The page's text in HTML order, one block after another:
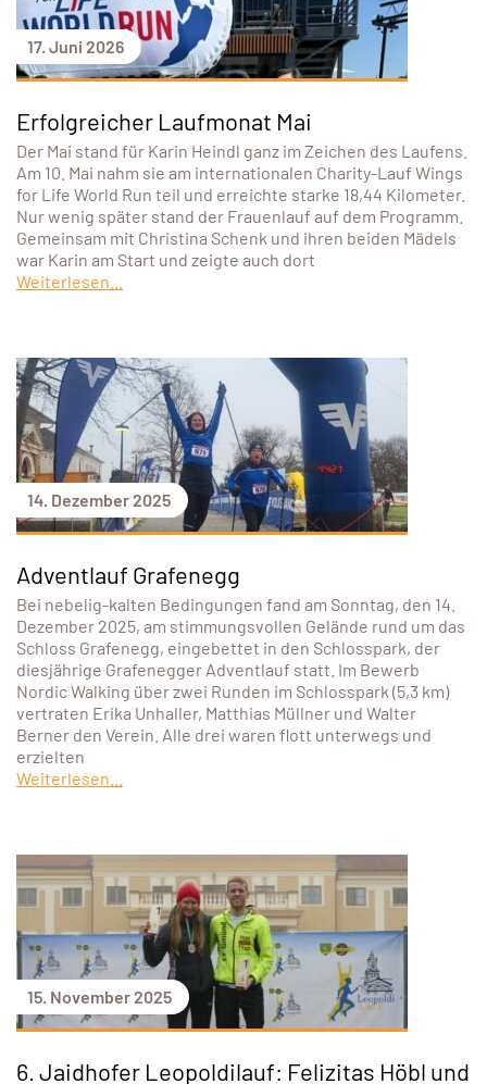
17. Juni 2026
Erfolgreicher Laufmonat Mai
Der Mai stand für Karin Heindl ganz im Zeichen des Laufens.
Am 10. Mai nahm sie am internationalen Charity-Lauf Wings
for Life World Run teil und erreichte starke 18,44 Kilometer.
Nur wenig später stand der Frauenlauf auf dem Programm.
Gemeinsam mit Christina Schenk und ihren beiden Mädels
war Karin am Start und zeigte auch dort
Weiterlesen...
14. Dezember 2025
Adventlauf Grafenegg
Bei nebelig-kalten Bedingungen fand am Sonntag, den 14.
Dezember 2025, am stimmungsvollen Gelände rund um das
Schloss Grafenegg, eingebettet in den Schlosspark, der
diesjährige Grafenegger Adventlauf statt. Im Bewerb
Nordic Walking über zwei Runden im Schlosspark (5,3 km)
vertraten Erika Unhaller, Matthias Müllner und Walter
Berner den Verein. Alle drei waren flott unterwegs und
erzielten
Weiterlesen...
15. November 2025
6. Jaidhofer Leopoldilauf: Felizitas Höbl und